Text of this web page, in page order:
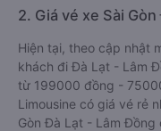
2. Giá vé xe Sài
Hiện tại, theo cập nhật
khách đi Đà Lạt - Lâm
từ 199000 đồng -
Limousine có giá vé rẻ
Gòn Đà Lạt - Lâm Đồng